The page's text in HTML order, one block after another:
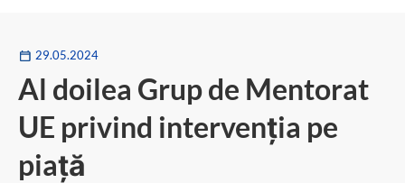
29.05.2024
Al doilea Grup de Mentorat
UE privind intervenția pe
piață